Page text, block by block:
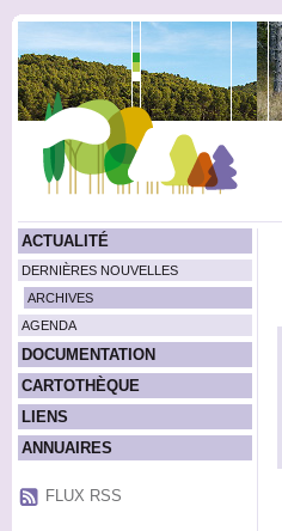
ACTUALITÉ
DERNIÈRES NOUVELLES
ARCHIVES
AGENDA
DOCUMENTATION
CARTOTHÈQUE
LIENS
ANNUAIRES
FLUX RSS